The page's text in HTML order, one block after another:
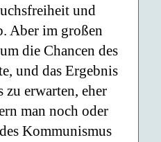
und
Aber im großen
die Chancen des
und das Ergebnis
zu erwarten, eher
man noch oder
Kommunismus